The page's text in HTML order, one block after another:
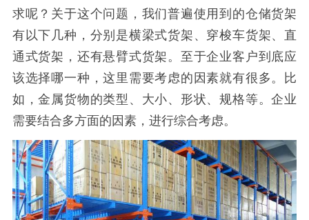
求呢？关于这个问题，我们普遍使用到的仓储货架
有以下几种，分别是横梁式货架、穿梭车货架、直
通式货架，还有悬臂式货架。至于企业客户到底应
该选择哪一种，这里需要考虑的因素就有很多。比
如，金属货物的类型、大小、形状、规格等。企业
需要结合多方面的因素，进行综合考虑。